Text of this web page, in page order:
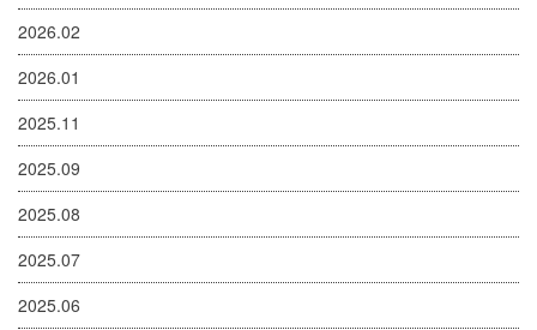
2026.02
2026.01
2025.11
2025.09
2025.08
2025.07
2025.06